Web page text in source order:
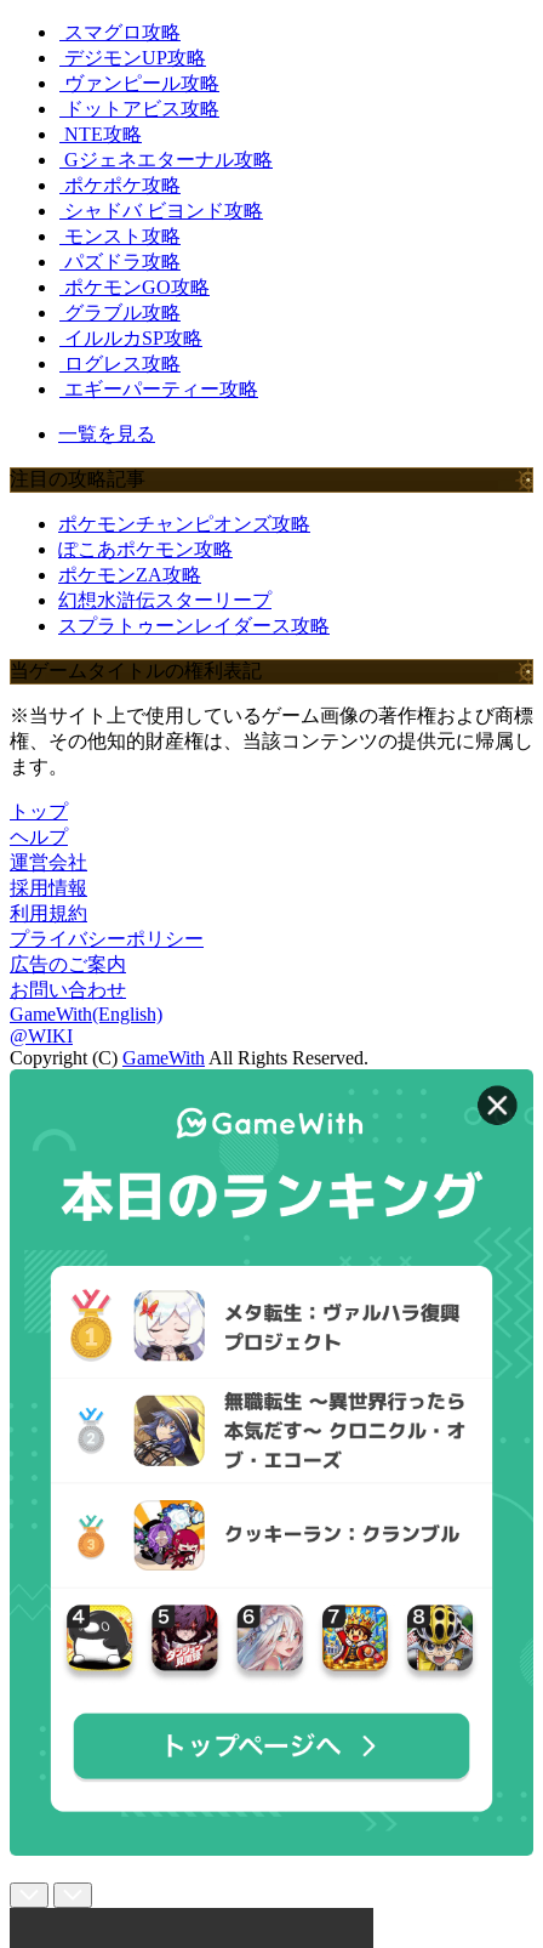
スマグロ攻略
デジモンUP攻略
ヴァンピール攻略
ドットアビス攻略
NTE攻略
Gジェネエターナル攻略
ポケポケ攻略
シャドバ ビヨンド攻略
モンスト攻略
パズドラ攻略
ポケモンGO攻略
グラブル攻略
イルルカSP攻略
ログレス攻略
エギーパーティー攻略
一覧を見る
注目の攻略記事
ポケモンチャンピオンズ攻略
ぽこあポケモン攻略
ポケモンZA攻略
幻想水滸伝スターリープ
スプラトゥーンレイダース攻略
当ゲームタイトルの権利表記
※当サイト上で使用しているゲーム画像の著作権および商標
権、その他知的財産権は、当該コンテンツの提供元に帰属し
ます。
トップ
ヘルプ
運営会社
採用情報
利用規約
プライバシーポリシー
広告のご案内
お問い合わせ
GameWith(English)
@WIKI
Copyright (C) GameWith All Rights Reserved.